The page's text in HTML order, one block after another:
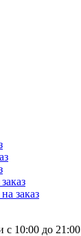
заказ
с 10:00 до 21:00